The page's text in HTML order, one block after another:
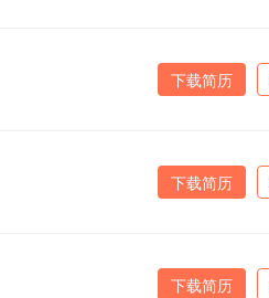
下载简历
下载简历
下载简历